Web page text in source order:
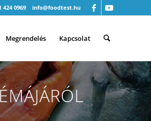
424 0969 info@foodtest.hu
Megrendelés Kapcsolat